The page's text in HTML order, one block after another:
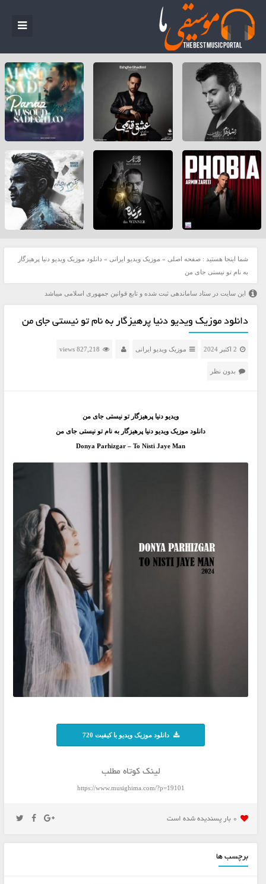
شما اینجا هستید : صفحه اصلی » موزیک ویدیو ایرانی » دانلود موزیک ویدیو دنیا پرهیزگار
به نام تو نیستی جای من
این سایت در ستاد ساماندهی ثبت شده و تابع قوانین جمهوری اسلامی میباشد
دانلود موزیک ویدیو دنیا پرهیزگار به نام تو نیستی جای من
2 اکتبر 2024 موزیک ویدیو ایرانی 827,218 views
بدون نظر
ویدیو دنیا پرهیزگار تو نیستی جای من
دانلود موزیک ویدیو دنیا پرهیزگار به نام تو نیستی جای من
Donya Parhizgar – To Nisti Jaye Man
دانلود موزیک ویدیو با کیفیت 720
لینک کوتاه مطلب
https://www.musighima.com/?p=19101
0 بار پسنديده شده است
برچسب ها